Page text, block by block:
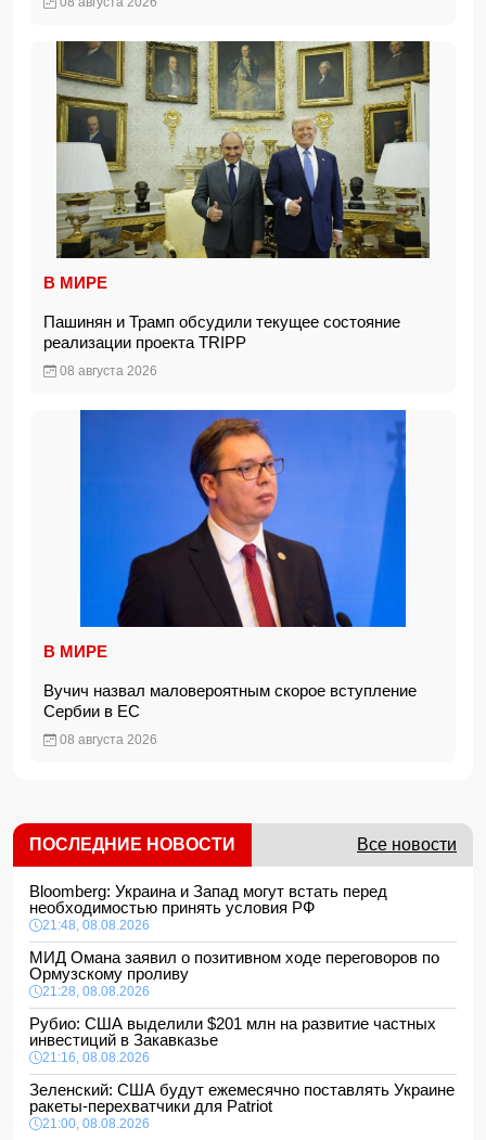
В МИРЕ
Пашинян и Трамп обсудили текущее состояние
реализации проекта TRIPP
08 августа 2026
В МИРЕ
Вучич назвал маловероятным скорое вступление
Сербии в ЕС
08 августа 2026
ПОСЛЕДНИЕ НОВОСТИ Все новости
Bloomberg: Украина и Запад могут встать перед
необходимостью принять условия РФ
21:48, 08.08.2026
МИД Омана заявил о позитивном ходе переговоров по
Ормузскому проливу
21:28, 08.08.2026
Рубио: США выделили $201 млн на развитие частных
инвестиций в Закавказье
21:16, 08.08.2026
Зеленский: США будут ежемесячно поставлять Украине
ракеты-перехватчики для Patriot
21:00, 08.08.2026